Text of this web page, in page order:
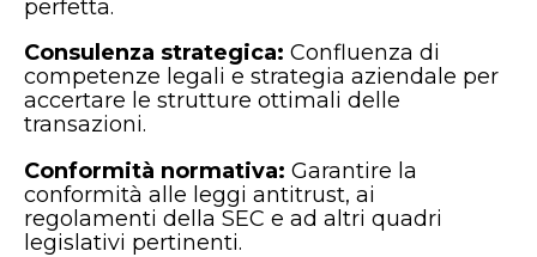
perfetta.
Consulenza strategica: Confluenza di
competenze legali e strategia aziendale per
accertare le strutture ottimali delle
transazioni.
Conformità normativa: Garantire la
conformità alle leggi antitrust, ai
regolamenti della SEC e ad altri quadri
legislativi pertinenti.